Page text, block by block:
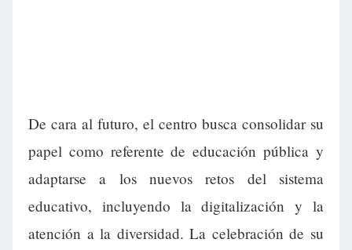
De cara al futuro, el centro busca consolidar su
papel como referente de educación pública y
adaptarse a los nuevos retos del sistema
educativo, incluyendo la digitalización y la
atención a la diversidad. La celebración de su